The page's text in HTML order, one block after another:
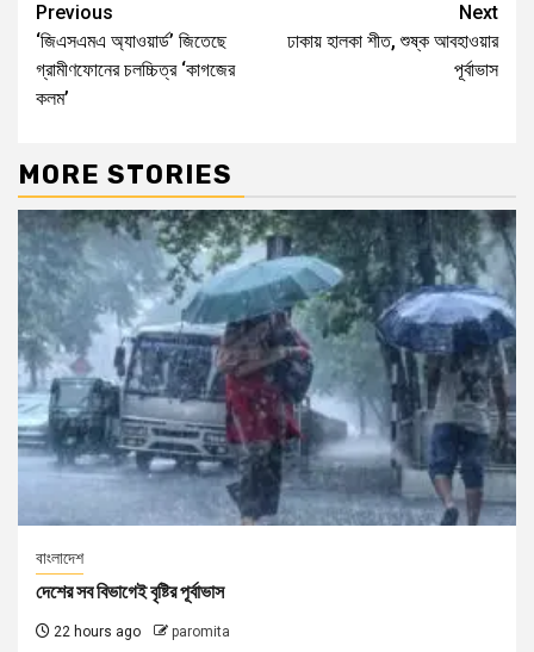
Previous
‘জিএসএমএ অ্যাওয়ার্ড’ জিতেছে
গ্রামীণফোনের চলচ্চিত্র ‘কাগজের
কলম’
Next
ঢাকায় হালকা শীত, শুষ্ক আবহাওয়ার
পূর্বাভাস
MORE STORIES
বাংলাদেশ
দেশের সব বিভাগেই বৃষ্টির পূর্বাভাস
22 hours ago paromita